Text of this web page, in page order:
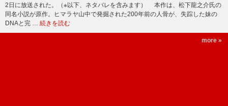
2日に放送された。（※以下、ネタバレを含みます） 本作は、松下龍之介氏の
同名小説が原作。ヒマラヤ山中で発掘された200年前の人骨が、失踪した妹の
DNAと完 … 続きを読む
more »